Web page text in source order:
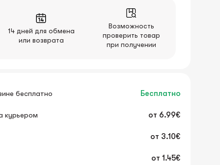
14 дней для обмена
или возврата
Возможность
проверить товар
при получении
бесплатно Бесплатно
курьером от 6.99€
от 3.10€
от 1.45€